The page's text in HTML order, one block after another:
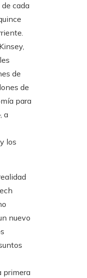
cada
de
de
para
a
los
nuevo
primera